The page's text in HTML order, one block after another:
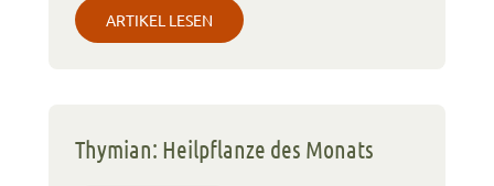
ARTIKEL LESEN
Thymian: Heilpflanze des Monats